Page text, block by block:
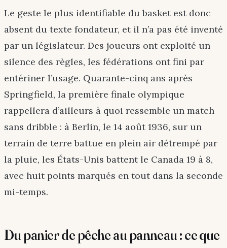
Le geste le plus identifiable du basket est donc
absent du texte fondateur, et il n’a pas été inventé
par un législateur. Des joueurs ont exploité un
silence des règles, les fédérations ont fini par
entériner l’usage. Quarante-cinq ans après
Springfield, la première finale olympique
rappellera d’ailleurs à quoi ressemble un match
sans dribble : à Berlin, le 14 août 1936, sur un
terrain de terre battue en plein air détrempé par
la pluie, les États-Unis battent le Canada 19 à 8,
avec huit points marqués en tout dans la seconde
mi-temps.
Du panier de pêche au panneau : ce que